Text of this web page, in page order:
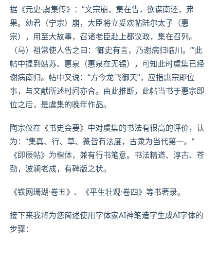
据《元史·虞集传》：“文宗崩，集在告，欲谋南还，弗
果。幼君（宁宗）崩，大臣将立妥欢帖陆尔太子（惠
宗），用至大故事，召诸老臣赴上都议政，集在召列。
（马）祖常使人告之曰：‘御史有言，乃谢病归临川。’”此
帖中提到姑苏、惠泉（惠泉在无锡），可知此时虞集已经
谢病南归。帖中又说：“方今龙飞御天”，应指惠宗即位
事，与文献所述时间亦合。由此推断，此帖当书于惠宗即
位之后，是虞集的晚年作品。
陶宗仪在《书史会要》中对虞集的书法有很高的评价，认
为：“集真、行、草、篆皆有法度，古隶为当代第一。”
《即辰帖》为楷体，兼有行书笔意。书法精道、淳古、苍
劲，波澜老成，有碑版之状。
《铁网珊瑚·卷五》、《平生壮观·卷四》等书著录。
接下来我将为您简述使用字体家AI神笔造字生成AI字体的
步骤：